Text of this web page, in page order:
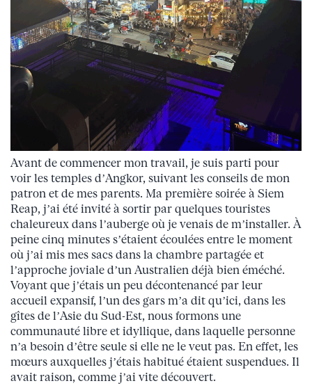
Avant de commencer mon travail, je suis parti pour
voir les temples d’Angkor, suivant les conseils de mon
patron et de mes parents. Ma première soirée à Siem
Reap, j’ai été invité à sortir par quelques touristes
chaleureux dans l’auberge où je venais de m’installer. À
peine cinq minutes s’étaient écoulées entre le moment
où j’ai mis mes sacs dans la chambre partagée et
l’approche joviale d’un Australien déjà bien éméché.
Voyant que j’étais un peu décontenancé par leur
accueil expansif, l’un des gars m’a dit qu’ici, dans les
gîtes de l’Asie du Sud-Est, nous formons une
communauté libre et idyllique, dans laquelle personne
n’a besoin d’être seule si elle ne le veut pas. En effet, les
mœurs auxquelles j’étais habitué étaient suspendues. Il
avait raison, comme j’ai vite découvert.